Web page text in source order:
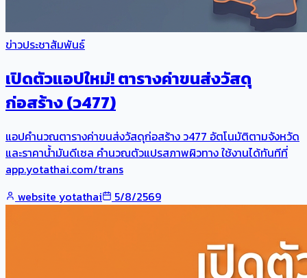
ข่าวประชาสัมพันธ์
เปิดตัวแอปใหม่! ตารางค่าขนส่งวัสดุ
ก่อสร้าง (ว477)
แอปคำนวณตารางค่าขนส่งวัสดุก่อสร้าง ว477 อัตโนมัติตามจังหวัด
และราคาน้ำมันดีเซล คำนวณตัวแปรสภาพผิวทาง ใช้งานได้ทันทีที่
app.yotathai.com/trans
website yotathai
5/8/2569